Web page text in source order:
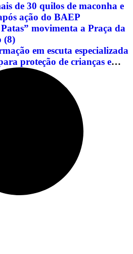
de 30 quilos de maconha e
ação do BAEP
movimenta a Praça da
(8)
em escuta especializada
proteção de crianças e